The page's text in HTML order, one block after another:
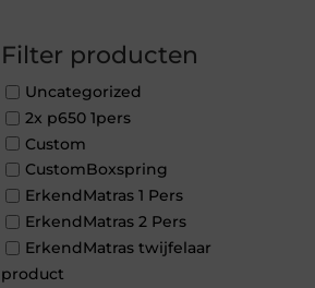
Filter producten
Uncategorized
2x p650 1pers
Custom
CustomBoxspring
ErkendMatras 1 Pers
ErkendMatras 2 Pers
ErkendMatras twijfelaar
product